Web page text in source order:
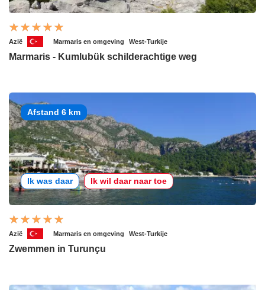
Azië Marmaris en omgeving West-Turkije
Marmaris - Kumlubük schilderachtige weg
Afstand 6 km
Ik was daar Ik wil daar naar toe
Azië Marmaris en omgeving West-Turkije
Zwemmen in Turunçu